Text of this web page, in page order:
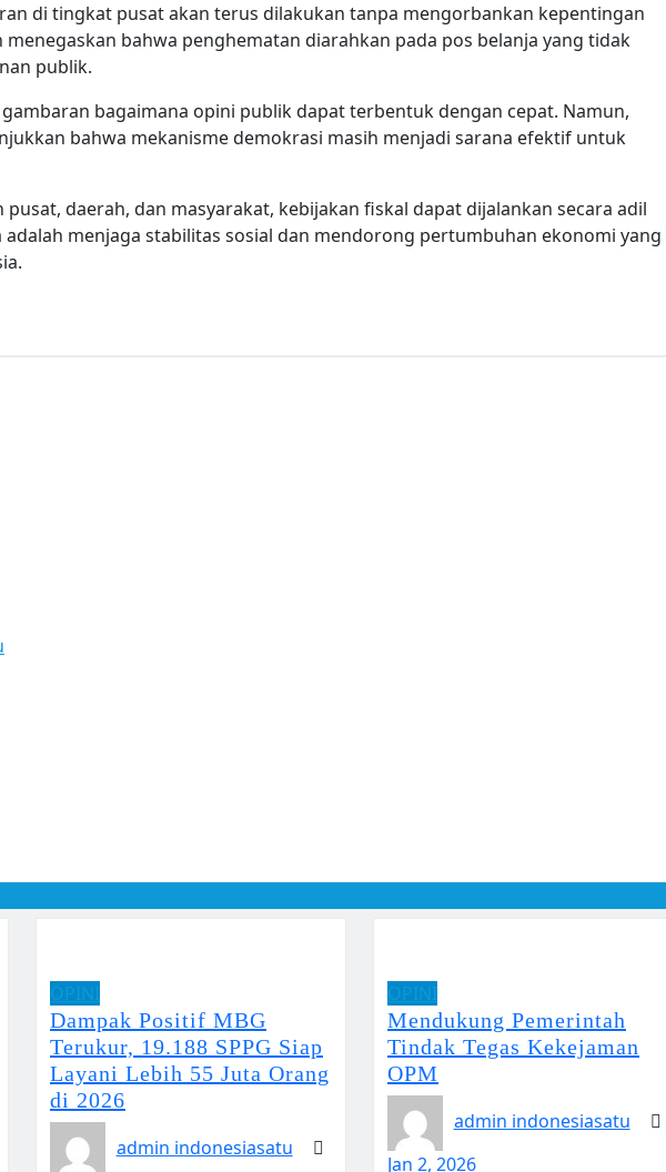
di tingkat pusat akan terus dilakukan tanpa mengorbankan kepentingan
bahwa penghematan diarahkan pada pos belanja yang tidak
publik.
bagaimana opini publik dapat terbentuk dengan cepat. Namun,
bahwa mekanisme demokrasi masih menjadi sarana efektif untuk
daerah, dan masyarakat, kebijakan fiskal dapat dijalankan secara adil
menjaga stabilitas sosial dan mendorong pertumbuhan ekonomi yang
Dampak Positif MBG
Terukur, 19.188 SPPG Siap
Layani Lebih 55 Juta Orang
di 2026
admin indonesiasatu
Mendukung Pemerintah
Tindak Tegas Kekejaman
OPM
admin indonesiasatu
Jan 2, 2026